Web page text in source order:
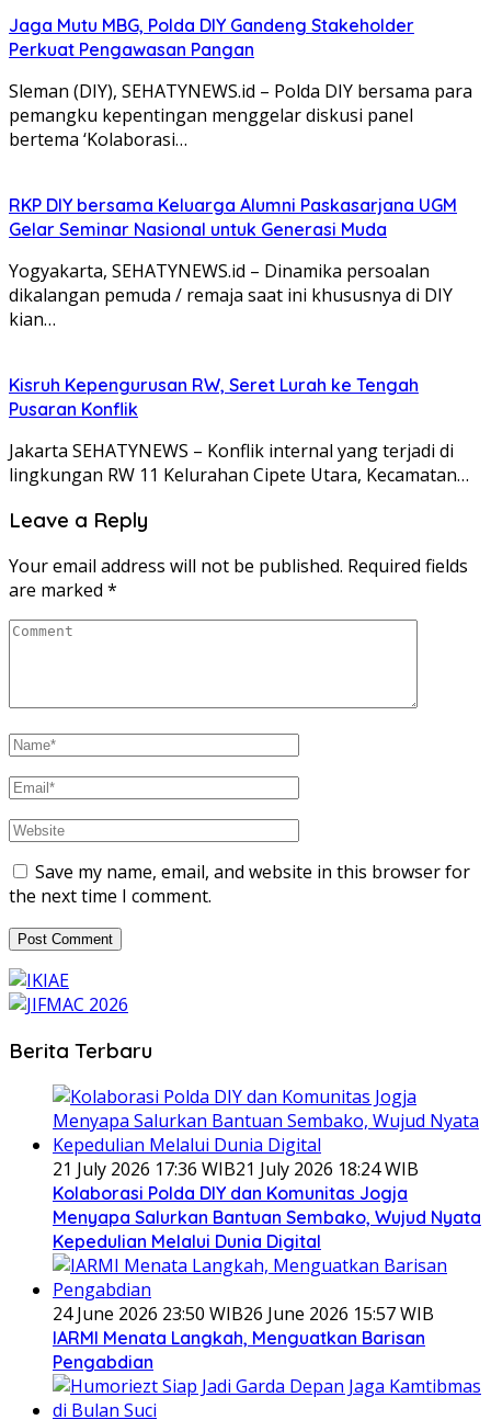
Jaga Mutu MBG, Polda DIY Gandeng Stakeholder
Perkuat Pengawasan Pangan
Sleman (DIY), SEHATYNEWS.id – Polda DIY bersama para
pemangku kepentingan menggelar diskusi panel
bertema ‘Kolaborasi…
RKP DIY bersama Keluarga Alumni Paskasarjana UGM
Gelar Seminar Nasional untuk Generasi Muda
Yogyakarta, SEHATYNEWS.id – Dinamika persoalan
dikalangan pemuda / remaja saat ini khususnya di DIY
kian…
Kisruh Kepengurusan RW, Seret Lurah ke Tengah
Pusaran Konflik
Jakarta SEHATYNEWS – Konflik internal yang terjadi di
lingkungan RW 11 Kelurahan Cipete Utara, Kecamatan…
Leave a Reply
Your email address will not be published. Required fields
are marked *
Save my name, email, and website in this browser for
the next time I comment.
Berita Terbaru
21 July 2026 17:36 WIB21 July 2026 18:24 WIB
Kolaborasi Polda DIY dan Komunitas Jogja
Menyapa Salurkan Bantuan Sembako, Wujud Nyata
Kepedulian Melalui Dunia Digital
24 June 2026 23:50 WIB26 June 2026 15:57 WIB
IARMI Menata Langkah, Menguatkan Barisan
Pengabdian